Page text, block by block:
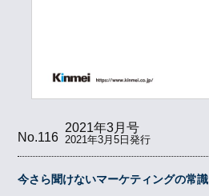
No.116
2021年3月号
2021年3月5日発行
今さら聞けないマーケティングの常識